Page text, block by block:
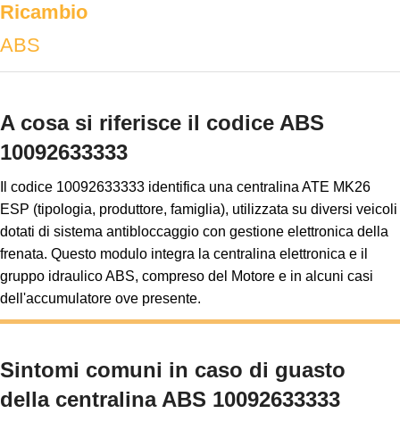
Ricambio
ABS
A cosa si riferisce il codice ABS
10092633333
Il codice 10092633333 identifica una centralina ATE MK26
ESP (tipologia, produttore, famiglia), utilizzata su diversi veicoli
dotati di sistema antibloccaggio con gestione elettronica della
frenata. Questo modulo integra la centralina elettronica e il
gruppo idraulico ABS, compreso del Motore e in alcuni casi
dell'accumulatore ove presente.
Sintomi comuni in caso di guasto
della centralina ABS 10092633333